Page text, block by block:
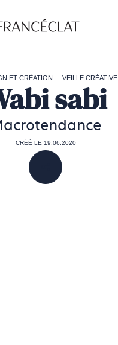
ET CRÉATION VEILLE CRÉATIVE
sabi
CRÉÉ LE 19.06.2020
PARTAGER